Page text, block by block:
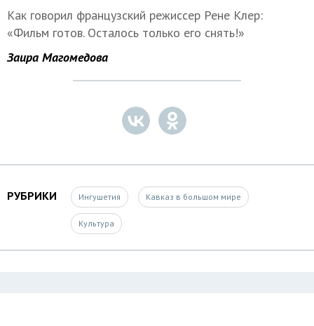
Как говорил французский режиссер Рене Клер:
«Фильм готов. Осталось только его снять!»
Заира Магомедова
РУБРИКИ Ингушетия Кавказ в большом мире
Культура